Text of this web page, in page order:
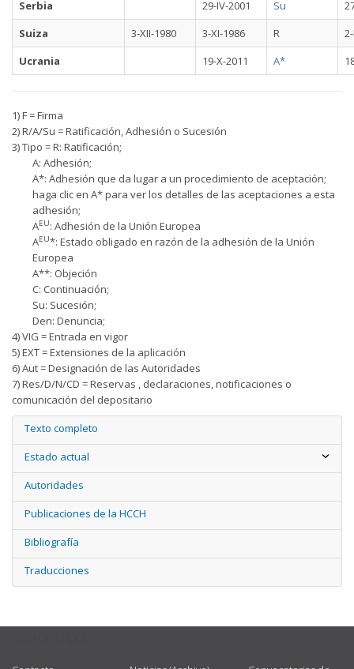
Serbia
29-IV-2001 Su
Suiza
3-XII-1980 3-XI-1986 R
Ucrania
19-X-2011 A*
1) F = Firma
2) R/A/Su = Ratificación, Adhesión o Sucesión
3) Tipo = R: Ratificación;
A: Adhesión;
A*: Adhesión que da lugar a un procedimiento de aceptación;
haga clic en A* para ver los detalles de las aceptaciones a esta
adhesión;
AEU: Adhesión de la Unión Europea
AEU*: Estado obligado en razón de la adhesión de la Unión
Europea
A**: Objeción
C: Continuación;
Su: Sucesión;
Den: Denuncia;
4) VIG = Entrada en vigor
5) EXT = Extensiones de la aplicación
6) Aut = Designación de las Autoridades
7) Res/D/N/CD = Reservas , declaraciones, notificaciones o
comunicación del depositario
Texto completo
Estado actual
Autoridades
Publicaciones de la HCCH
Bibliografía
Traducciones